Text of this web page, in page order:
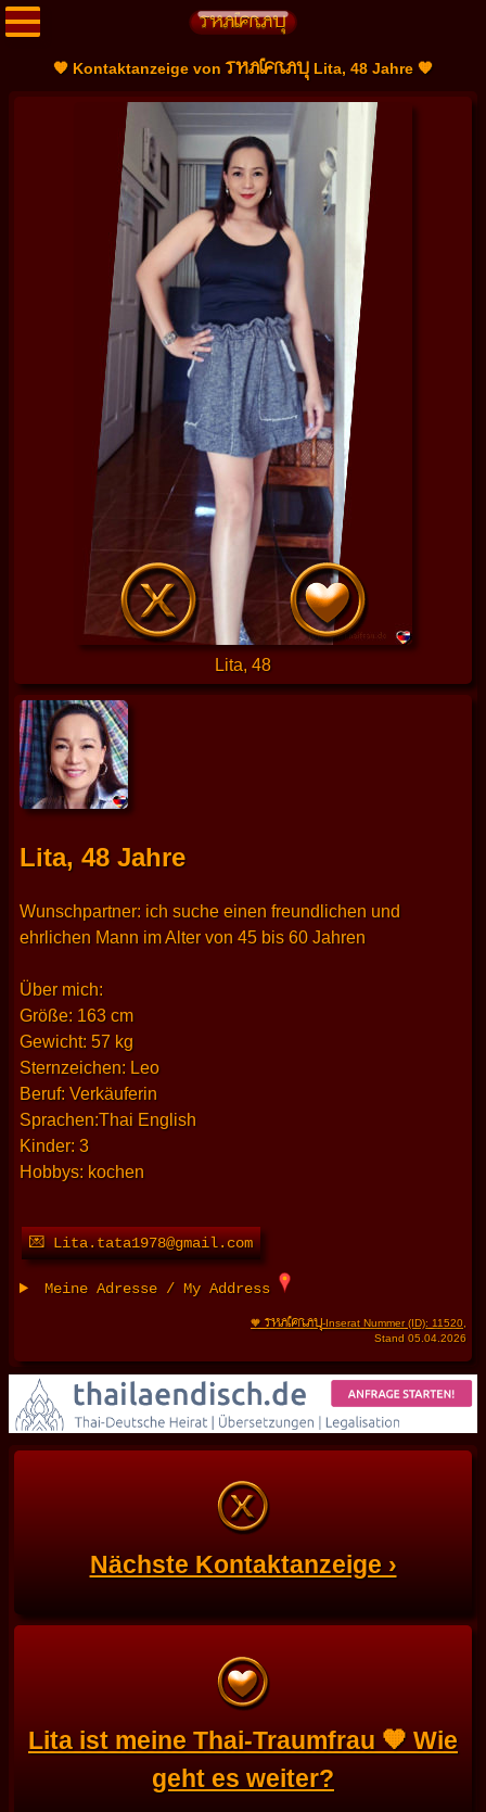
🧡 Kontaktanzeige vonTHAIFRAU Lita, 48 Jahre 🧡
Lita, 48
Lita, 48 Jahre
Wunschpartner: ich suche einen freundlichen und
ehrlichen Mann im Alter von 45 bis 60 Jahren
Über mich:
Größe: 163 cm
Gewicht: 57 kg
Sternzeichen: Leo
Beruf: Verkäuferin
Sprachen:Thai English
Kinder: 3
Hobbys: kochen
💌 Lita.tata1978@gmail.com
Meine Adresse / My Address
🧡 THAIFRAU-Inserat Nummer (ID): 11520
Stand 05.04.2026
Nächste Kontaktanzeige ›
Lita ist meine Thai-Traumfrau 🧡 Wie
geht es weiter?